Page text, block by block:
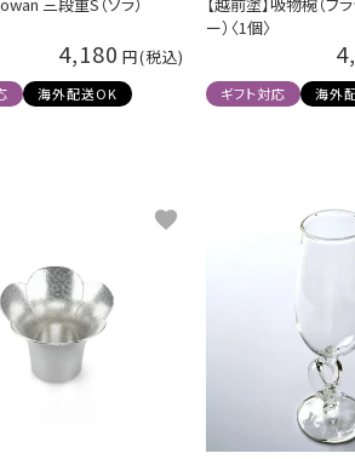
4,180
海外配送OK
ー）〈1個〉
ギフト対応 海外